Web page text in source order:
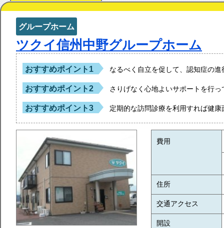
グループホーム
ツクイ信州中野グループホーム
おすすめポイント1 なるべく自立を促して、認知症の
おすすめポイント2 さりげなく心地よいサポートを行
おすすめポイント3 定期的な訪問診療を利用すれば健康
費用
住所
交通アクセス
開設